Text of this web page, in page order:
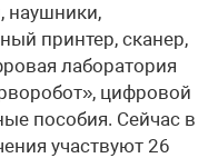
наушники,
принтер, сканер,
лаборатория
цифровой
пособия. Сейчас в
участвуют 26